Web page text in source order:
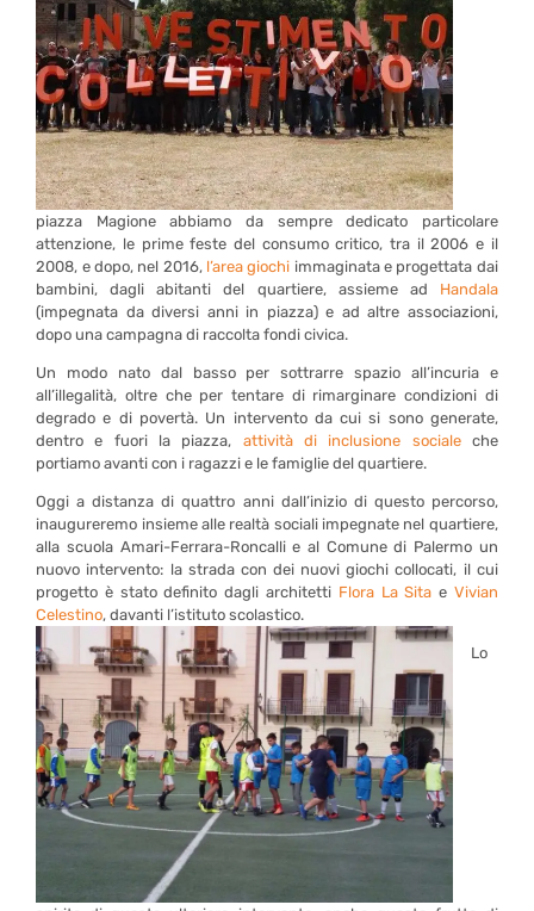
piazza Magione abbiamo da sempre dedicato particolare
attenzione, le prime feste del consumo critico, tra il 2006 e il
2008, e dopo, nel 2016, l’area giochi immaginata e progettata dai
bambini, dagli abitanti del quartiere, assieme ad Handala
(impegnata da diversi anni in piazza) e ad altre associazioni,
dopo una campagna di raccolta fondi civica.
Un modo nato dal basso per sottrarre spazio all’incuria e
all’illegalità, oltre che per tentare di rimarginare condizioni di
degrado e di povertà. Un intervento da cui si sono generate,
dentro e fuori la piazza, attività di inclusione socialeche
portiamo avanti con i ragazzi e le famiglie del quartiere.
Oggi a distanza di quattro anni dall’inizio di questo percorso,
inaugureremo insieme alle realtà sociali impegnate nel quartiere,
alla scuola Amari-Ferrara-Roncalli e al Comune di Palermo un
nuovo intervento: la strada con dei nuovi giochi collocati, il cui
progetto è stato definito dagli architetti Flora La Sita e Vivian
Celestino, davanti l’istituto scolastico.
Lo